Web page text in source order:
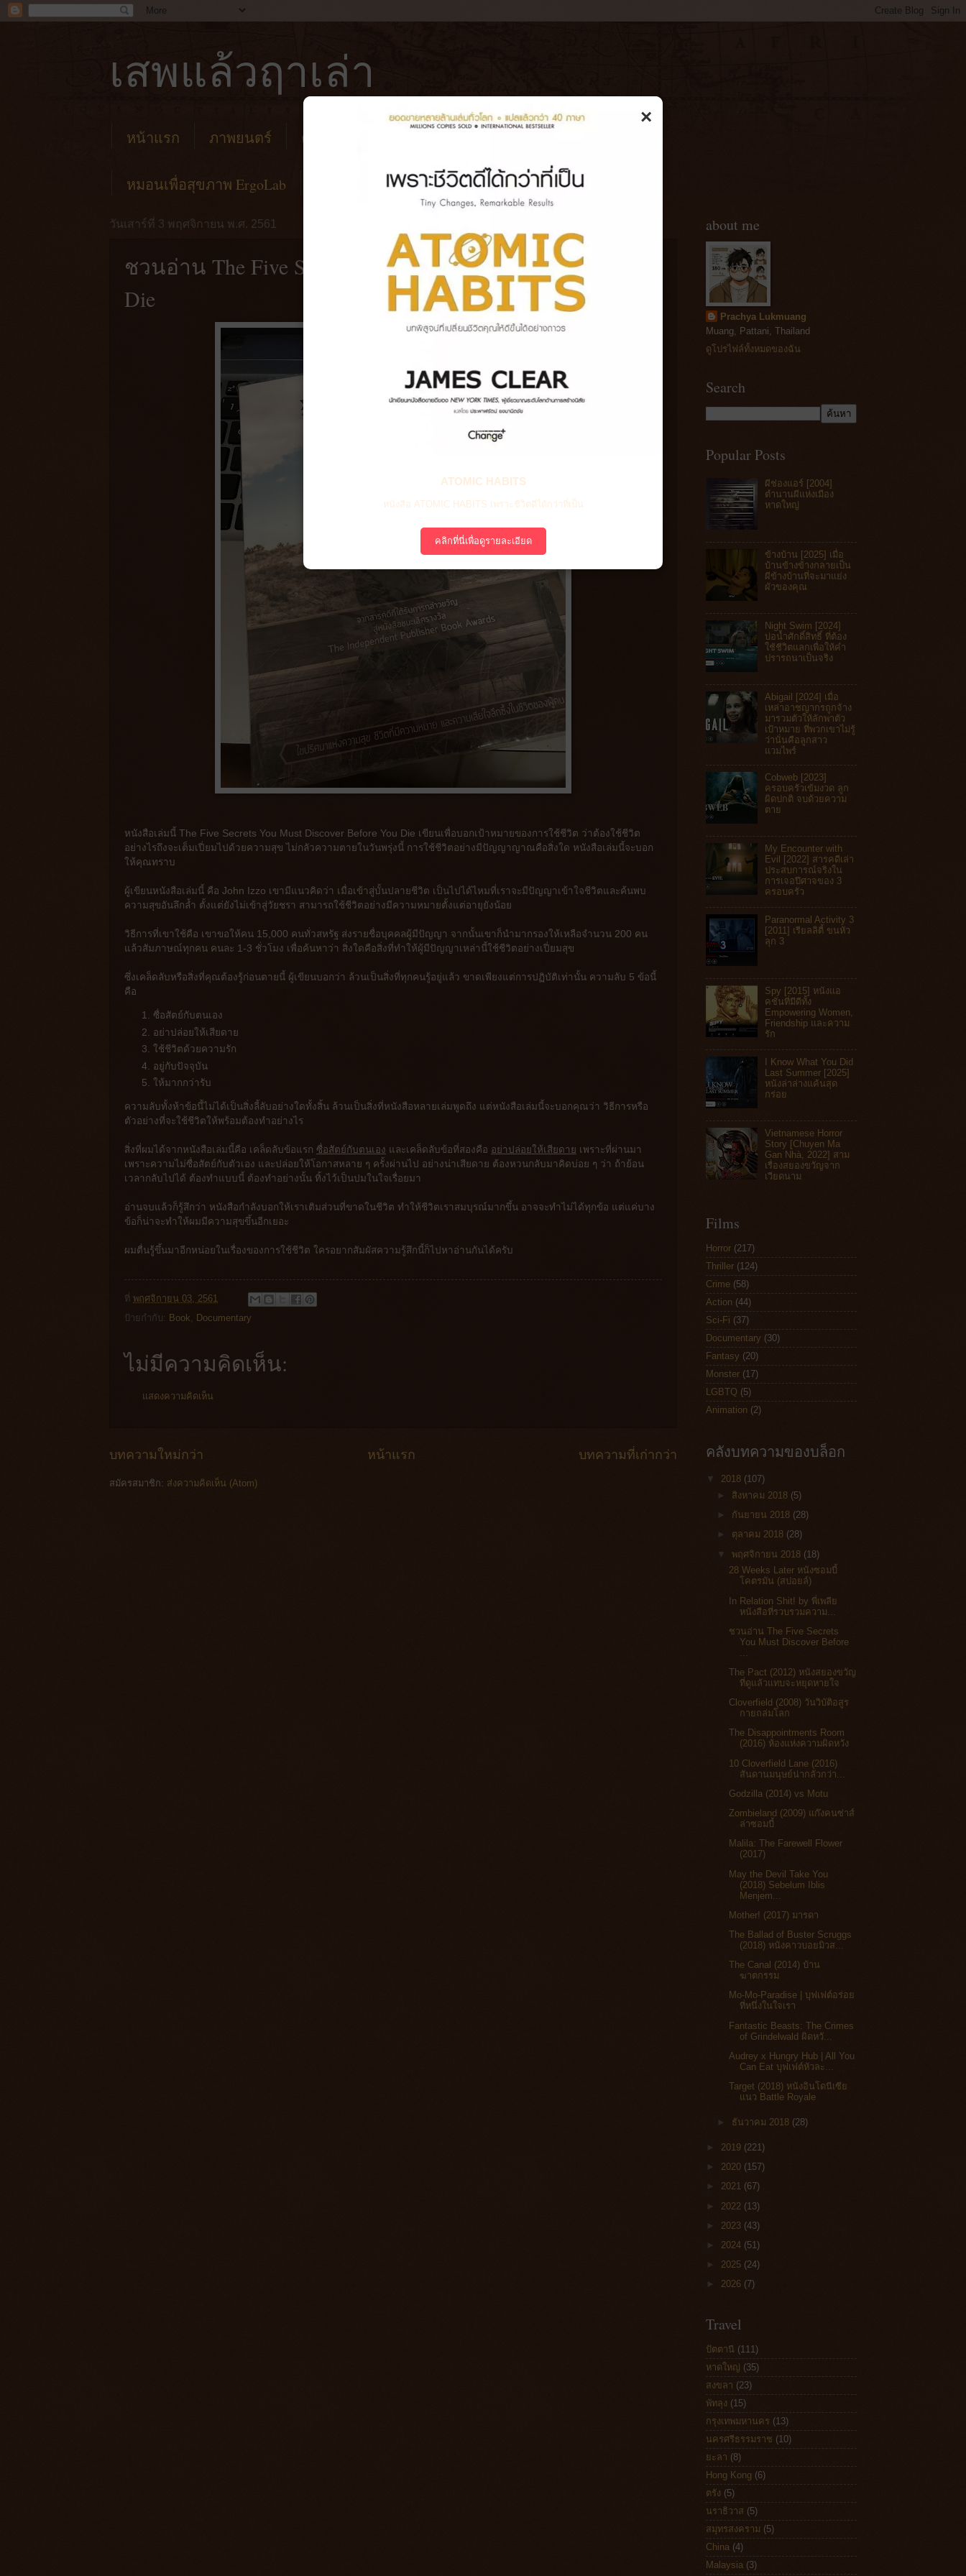
เสพแล้วฤาเล่า
หน้าแรก ภาพยนตร์ คาเฟ่
หมอนเพื่อสุขภาพ ErgoLab
วันเสาร์ที่ 3 พฤศจิกายน พ.ศ. 2561
ชวนอ่าน The Five Secrets You Must Discover Before You
Die
หนังสือเล่มนี้ The Five Secrets You Must Discover Before You Die เขียนเพื่อบอกเป้าหมายของการใช้ชีวิต ว่าต้องใช้ชีวิต
อย่างไรถึงจะเต็มเปี่ยมไปด้วยความสุข ไม่กลัวความตายในวันพรุ่งนี้ การใช้ชีวิตอย่างมีปัญญาญาณคือสิ่งใด หนังสือเล่มนี้จะบอก
ให้คุณทราบ
ผู้เขียนหนังสือเล่มนี้ คือ John Izzo เขามีแนวคิดว่า เมื่อเข้าสู่บั้นปลายชีวิต เป็นไปได้ไหมที่เราจะมีปัญญาเข้าใจชีวิตและค้นพบ
ความสุขอันลึกล้ำ ตั้งแต่ยังไม่เข้าสู่วัยชรา สามารถใช้ชีวิตอย่างมีความหมายตั้งแต่อายุยังน้อย
วิธีการที่เขาใช้คือ เขาขอให้คน 15,000 คนทั่วสหรัฐ ส่งรายชื่อบุคคลผู้มีปัญญา จากนั้นเขาก็นำมากรองให้เหลือจำนวน 200 คน
แล้วสัมภาษณ์ทุกคน คนละ 1-3 ชั่วโมง เพื่อค้นหาว่า สิ่งใดคือสิ่งที่ทำให้ผู้มีปัญญาเหล่านี้ใช้ชีวิตอย่างเปี่ยมสุข
ซึ่งเคล็ดลับหรือสิ่งที่คุณต้องรู้ก่อนตายนี้ ผู้เขียนบอกว่า ล้วนเป็นสิ่งที่ทุกคนรู้อยู่แล้ว ขาดเพียงแต่การปฏิบัติเท่านั้น ความลับ 5 ข้อนี้
คือ
ซื่อสัตย์กับตนเอง
อย่าปล่อยให้เสียดาย
ใช้ชีวิตด้วยความรัก
อยู่กับปัจจุบัน
ให้มากกว่ารับ
ความลับทั้งห้าข้อนี้ไม่ได้เป็นสิ่งลี้ลับอย่างใดทั้งสิ้น ล้วนเป็นสิ่งที่หนังสือหลายเล่มพูดถึง แต่หนังสือเล่มนี้จะบอกคุณว่า วิธีการหรือ
ตัวอย่างที่จะใช้ชีวิตให้พร้อมต้องทำอย่างไร
สิ่งที่ผมได้จากหนังสือเล่มนี้คือ เคล็ดลับข้อแรก ซื่อสัตย์กับตนเอง และเคล็ดลับข้อที่สองคือ อย่าปล่อยให้เสียดาย เพราะที่ผ่านมา
เพราะความไม่ซื่อสัตย์กับตัวเอง และปล่อยให้โอกาสหลาย ๆ ครั้งผ่านไป อย่างน่าเสียดาย ต้องหวนกลับมาคิดบ่อย ๆ ว่า ถ้าย้อน
เวลากลับไปได้ ต้องทำแบบนี้ ต้องทำอย่างนั้น ทิ้งไว้เป็นปมในใจเรื่อยมา
อ่านจบแล้วก็รู้สึกว่า หนังสือกำลังบอกให้เราเติมส่วนที่ขาดในชีวิต ทำให้ชีวิตเราสมบุรณ์มากขึ้น อาจจะทำไม่ได้ทุกข้อ แต่แค่บาง
ข้อก็น่าจะทำให้ผมมีความสุขขึ้นอีกเยอะ
ผมตื่นรู้ขึ้นมาอีกหน่อยในเรื่องของการใช้ชีวิต ใครอยากสัมผัสความรู้สึกนี้ก็ไปหาอ่านกันได้ครับ
ที่ พฤศจิกายน 03, 2561
ป้ายกำกับ: Book Documentary
ไม่มีความคิดเห็น:
แสดงความคิดเห็น
บทความใหม่กว่า บทความที่เก่ากว่า
หน้าแรก
สมัครสมาชิก: ส่งความคิดเห็น (Atom)
about me
Prachya Lukmuang
Muang, Pattani, Thailand
ดูโปรไฟล์ทั้งหมดของฉัน
Search
Popular Posts
ผีช่องแอร์ [2004]
ตำนานผีแห่งเมือง
หาดใหญ่
ข้างบ้าน [2025] เมื่อ
บ้านข้างข้างกลายเป็น
ผีข้างบ้านที่จะมาแย่ง
ผัวของคุณ
Night Swim [2024]
บ่อน้ำศักดิ์สิทธิ์ ที่ต้อง
ใช้ชีวิตแลกเพื่อให้คำ
ปรารถนาเป็นจริง
Abigail [2024] เมื่อ
เหล่าอาชญากรถูกจ้าง
มารวมตัวให้ลักพาตัว
เป้าหมาย ที่พวกเขาไม่รู้
ว่านั่นคือลูกสาว
แวมไพร์
Cobweb [2023]
ครอบครัวเข้มงวด ลูก
ผิดปกติ จบด้วยความ
ตาย
My Encounter with
Evil [2022] สารคดีเล่า
ประสบการณ์จริงใน
การเจอปีศาจของ 3
ครอบครัว
Paranormal Activity 3
[2011] เรียลลิตี้ ขนหัว
ลุก 3
Spy [2015] หนังแอ
คชันที่มีดีทั้ง
Empowering Women,
Friendship และความ
รัก
I Know What You Did
Last Summer [2025]
หนังล่าล่างแค้นสุด
กร่อย
Vietnamese Horror
Story [Chuyen Ma
Gan Nhà, 2022] สาม
เรื่องสยองขวัญจาก
เวียดนาม
Films
Horror (217)
Thriller (124)
Crime (58)
Action (44)
Sci-Fi (37)
Documentary (30)
Fantasy (20)
Monster (17)
LGBTQ (5)
Animation (2)
คลังบทความของบล็อก
▼ 2018 (107)
► สิงหาคม 2018 (5)
► กันยายน 2018 (28)
► ตุลาคม 2018 (28)
▼พฤศจิกายน 2018 (18)
28 Weeks Later หนังซอมบี้
โคตรมัน (สปอยล์)
In Relation Shit! by พี่เพลีย
หนังสือที่รวบรวมความ...
ชวนอ่าน The Five Secrets
You Must Discover Before
The Pact (2012) หนังสยองขวัญ
ที่ดูแล้วแทบจะหยุดหายใจ
Cloverfield (2008) วันวิบัติอสูร
กายถล่มโลก
The Disappointments Room
(2016) ห้องแห่งความผิดหวัง
10 Cloverfield Lane (2016)
สันดานมนุษย์น่ากลัวกว่า...
Godzilla (2014) vs Motu
Zombieland (2009) แก๊งคนซ่าส์
ล่าซอมบี้
Malila: The Farewell Flower
(2017)
May the Devil Take You
(2018) Sebelum Iblis
Menjem...
Mother! (2017) มารดา
The Ballad of Buster Scruggs
(2018) หนังคาวบอยมิวส...
The Canal (2014) บ้าน
ฆาตกรรม
Mo-Mo-Paradise | บุฟเฟต์อร่อย
ที่หนึ่งในใจเรา
Fantastic Beasts: The Crimes
of Grindelwald ผิดหวั...
Audrey x Hungry Hub | All You
Can Eat บุฟเฟต์หัวละ...
Target (2018) หนังอินโดนีเซีย
แนว Battle Royale
► ธันวาคม 2018 (28)
► 2019 (221)
► 2020 (157)
► 2021 (67)
► 2022 (13)
► 2023 (43)
► 2024 (51)
► 2025 (24)
► 2026 (7)
Travel
ปัตตานี (111)
หาดใหญ่ (35)
สงขลา (23)
พัทลุง (15)
กรุงเทพมหานคร (13)
นครศรีธรรมราช (10)
ยะลา (8)
Hong Kong (6)
ตรัง (5)
นราธิวาส (5)
สมุทรสงคราม (5)
China (4)
Malaysia (3)
×
ATOMIC HABITS
หนังสือ ATOMIC HABITS เพราะชีวิตดีได้กว่าที่เป็น
คลิกที่นี่เพื่อดูรายละเอียด